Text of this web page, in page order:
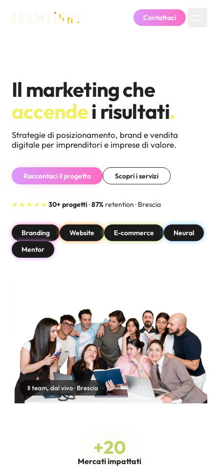
Contattaci
Il marketing che
accendei risultati.
Strategie di posizionamento, brand e vendita
digitale per imprenditori e imprese di valore.
Raccontaci il progetto Scopri i servizi
★★★★★ 30+ progetti ·87% retention · Brescia
Branding Website E-commerce
Neural
Mentor
Il team, dal vivo · Brescia
+20
Mercati impattati